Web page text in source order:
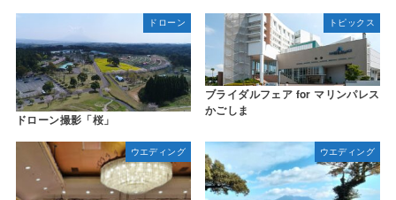
ドローン
ドローン撮影「桜」
トピックス
ブライダルフェア for マリンパレス
かごしま
ウエディング ウエディング